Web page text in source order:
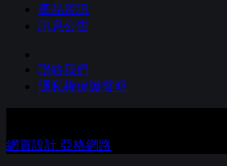
產品資訊
訊息公告
聯絡我們
隱私權保護聲明
網頁設計 亞格網路